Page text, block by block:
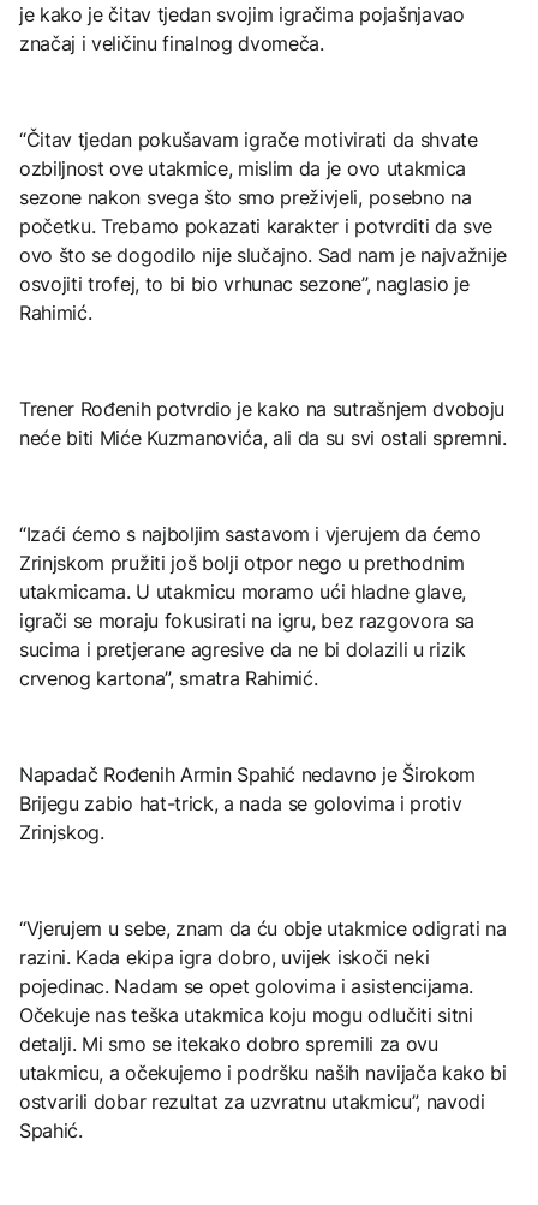
je kako je čitav tjedan svojim igračima pojašnjavao
značaj i veličinu finalnog dvomeča.
“Čitav tjedan pokušavam igrače motivirati da shvate
ozbiljnost ove utakmice, mislim da je ovo utakmica
sezone nakon svega što smo preživjeli, posebno na
početku. Trebamo pokazati karakter i potvrditi da sve
ovo što se dogodilo nije slučajno. Sad nam je najvažnije
osvojiti trofej, to bi bio vrhunac sezone”, naglasio je
Rahimić.
Trener Rođenih potvrdio je kako na sutrašnjem dvoboju
neće biti Miće Kuzmanovića, ali da su svi ostali spremni.
“Izaći ćemo s najboljim sastavom i vjerujem da ćemo
Zrinjskom pružiti još bolji otpor nego u prethodnim
utakmicama. U utakmicu moramo ući hladne glave,
igrači se moraju fokusirati na igru, bez razgovora sa
sucima i pretjerane agresive da ne bi dolazili u rizik
crvenog kartona”, smatra Rahimić.
Napadač Rođenih Armin Spahić nedavno je Širokom
Brijegu zabio hat-trick, a nada se golovima i protiv
Zrinjskog.
“Vjerujem u sebe, znam da ću obje utakmice odigrati na
razini. Kada ekipa igra dobro, uvijek iskoči neki
pojedinac. Nadam se opet golovima i asistencijama.
Očekuje nas teška utakmica koju mogu odlučiti sitni
detalji. Mi smo se itekako dobro spremili za ovu
utakmicu, a očekujemo i podršku naših navijača kako bi
ostvarili dobar rezultat za uzvratnu utakmicu”, navodi
Spahić.